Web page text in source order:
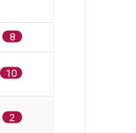
8
10
2